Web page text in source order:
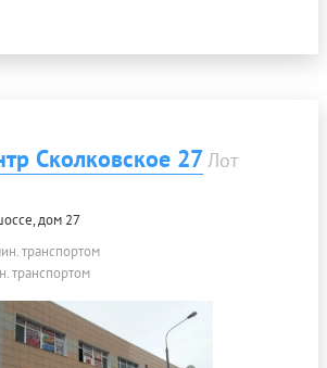
Сколковское 27Лот
дом 27
транспортом
транспортом